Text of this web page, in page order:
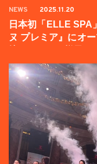
NEWS 2025.11.20
日本初「ELLE SPA
ヌ プレミア』にオ